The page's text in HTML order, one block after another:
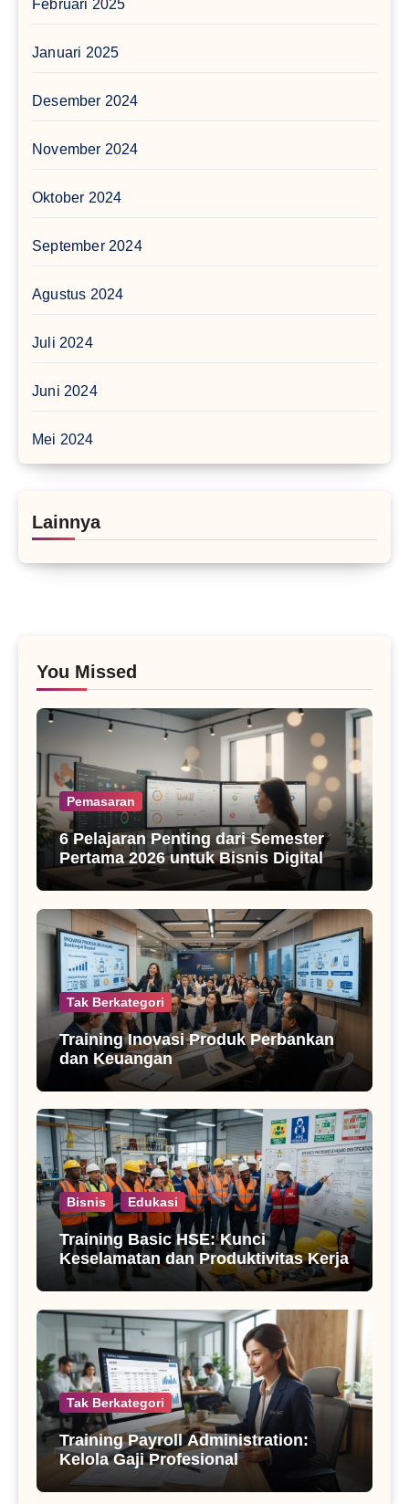
Februari 2025
Januari 2025
Desember 2024
November 2024
Oktober 2024
September 2024
Agustus 2024
Juli 2024
Juni 2024
Mei 2024
Lainnya
You Missed
Pemasaran
6 Pelajaran Penting dari Semester
Pertama 2026 untuk Bisnis Digital
Tak Berkategori
Training Inovasi Produk Perbankan
dan Keuangan
Bisnis Edukasi
Training Basic HSE: Kunci
Keselamatan dan Produktivitas Kerja
Tak Berkategori
Training Payroll Administration:
Kelola Gaji Profesional